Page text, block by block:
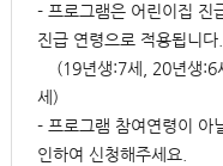
- 프로그램은 어린이집 진
진급 연령으로 적용됩니다.
(19년생:7세, 20년생:6
세)
- 프로그램 참여연령이 아
인하여 신청해주세요.